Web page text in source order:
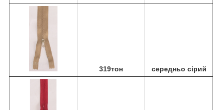
319тон середньо сірий